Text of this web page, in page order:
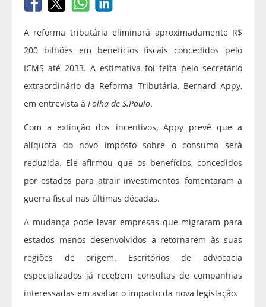
A reforma tributária eliminará aproximadamente R$
200 bilhões em benefícios fiscais concedidos pelo
ICMS até 2033. A estimativa foi feita pelo secretário
extraordinário da Reforma Tributária, Bernard Appy,
em entrevista à Folha de S.Paulo.
Com a extinção dos incentivos, Appy prevê que a
alíquota do novo imposto sobre o consumo será
reduzida. Ele afirmou que os benefícios, concedidos
por estados para atrair investimentos, fomentaram a
guerra fiscal nas últimas décadas.
A mudança pode levar empresas que migraram para
estados menos desenvolvidos a retornarem às suas
regiões de origem. Escritórios de advocacia
especializados já recebem consultas de companhias
interessadas em avaliar o impacto da nova legislação.